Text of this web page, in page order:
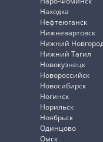
Находка
Нефтеюганск
Нижневартовск
Нижний
Нижний Тагил
Новокузнецк
Новороссийск
Новосибирск
Ногинск
Норильск
Ноябрьск
Одинцово
Омск